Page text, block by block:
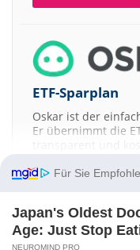
ETF-Sparplan
Oskar ist der
Er übernimmt die
transparent und
Für Sie
Japan's Oldest
Age: Just Stop
NEUROMIND PRO